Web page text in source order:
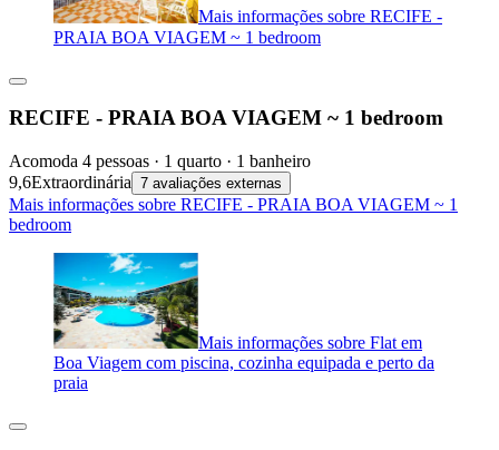
Mais informações sobre RECIFE -
PRAIA BOA VIAGEM ~ 1 bedroom
RECIFE - PRAIA BOA VIAGEM ~ 1 bedroom
Acomoda 4 pessoas · 1 quarto · 1 banheiro
9,6Extraordinária 7 avaliações externas
Mais informações sobre RECIFE - PRAIA BOA VIAGEM ~ 1
bedroom
Mais informações sobre Flat em
Boa Viagem com piscina, cozinha equipada e perto da
praia